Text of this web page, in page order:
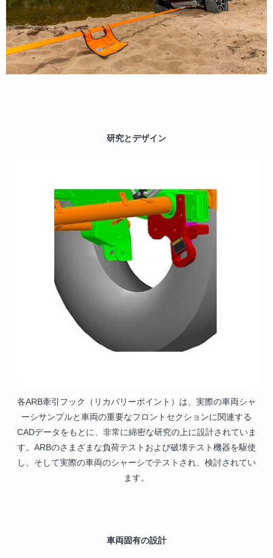
研究とデザイン
各ARB牽引フック（リカバリーポイント）は、実際の車両シャ
ーシサンプルと車両の重要なフロントセクションに関連する
CADデータをもとに、非常に綿密な研究の上に設計されていま
す。ARBのさまざまな負荷テストおよび破壊テスト機器を駆使
し、そして実際の車両のシャーシでテストされ、検討されてい
ます。
車両固有の設計